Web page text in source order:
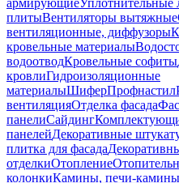
армирующиеУплотнительные
плитыВентиляторы вытяжные
вентиляционные, диффузоры
кровельные материалы
водоотводКровельные софиты
кровлиГидроизоляционные
материалыШиферПрофнастил
вентиляцияОтделка фасада
панелиСайдинг
панелейДекоративные
плитка для фасада
отделкиОтопление
колонкиКамины, печи-камины